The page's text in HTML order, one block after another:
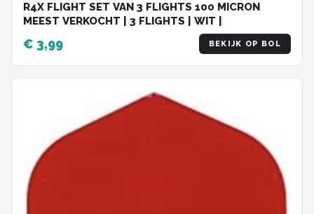
R4X FLIGHT SET VAN 3 FLIGHTS 100 MICRON
MEEST VERKOCHT | 3 FLIGHTS | WIT |
€ 3,99 BEKIJK OP BOL